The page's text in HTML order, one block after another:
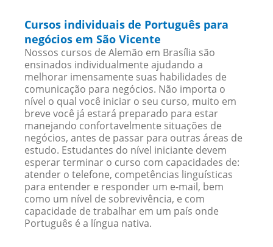
Cursos individuais de Português para
negócios em São Vicente
Nossos cursos de Alemão em Brasília são
ensinados individualmente ajudando a
melhorar imensamente suas habilidades de
comunicação para negócios. Não importa o
nível o qual você iniciar o seu curso, muito em
breve você já estará preparado para estar
manejando confortavelmente situações de
negócios, antes de passar para outras áreas de
estudo. Estudantes do nível iniciante devem
esperar terminar o curso com capacidades de:
atender o telefone, competências linguísticas
para entender e responder um e-mail, bem
como um nível de sobrevivência, e com
capacidade de trabalhar em um país onde
Português é a língua nativa.